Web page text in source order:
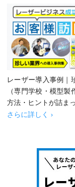
レーザー導入事例｜
（専門学校・模型製
方法・ヒントが詰ま
さらに詳しく ›